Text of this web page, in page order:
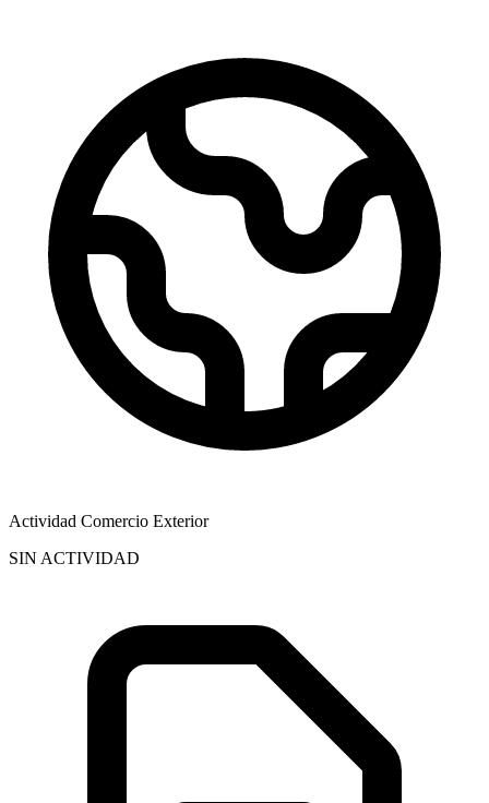
Actividad Comercio Exterior
SIN ACTIVIDAD